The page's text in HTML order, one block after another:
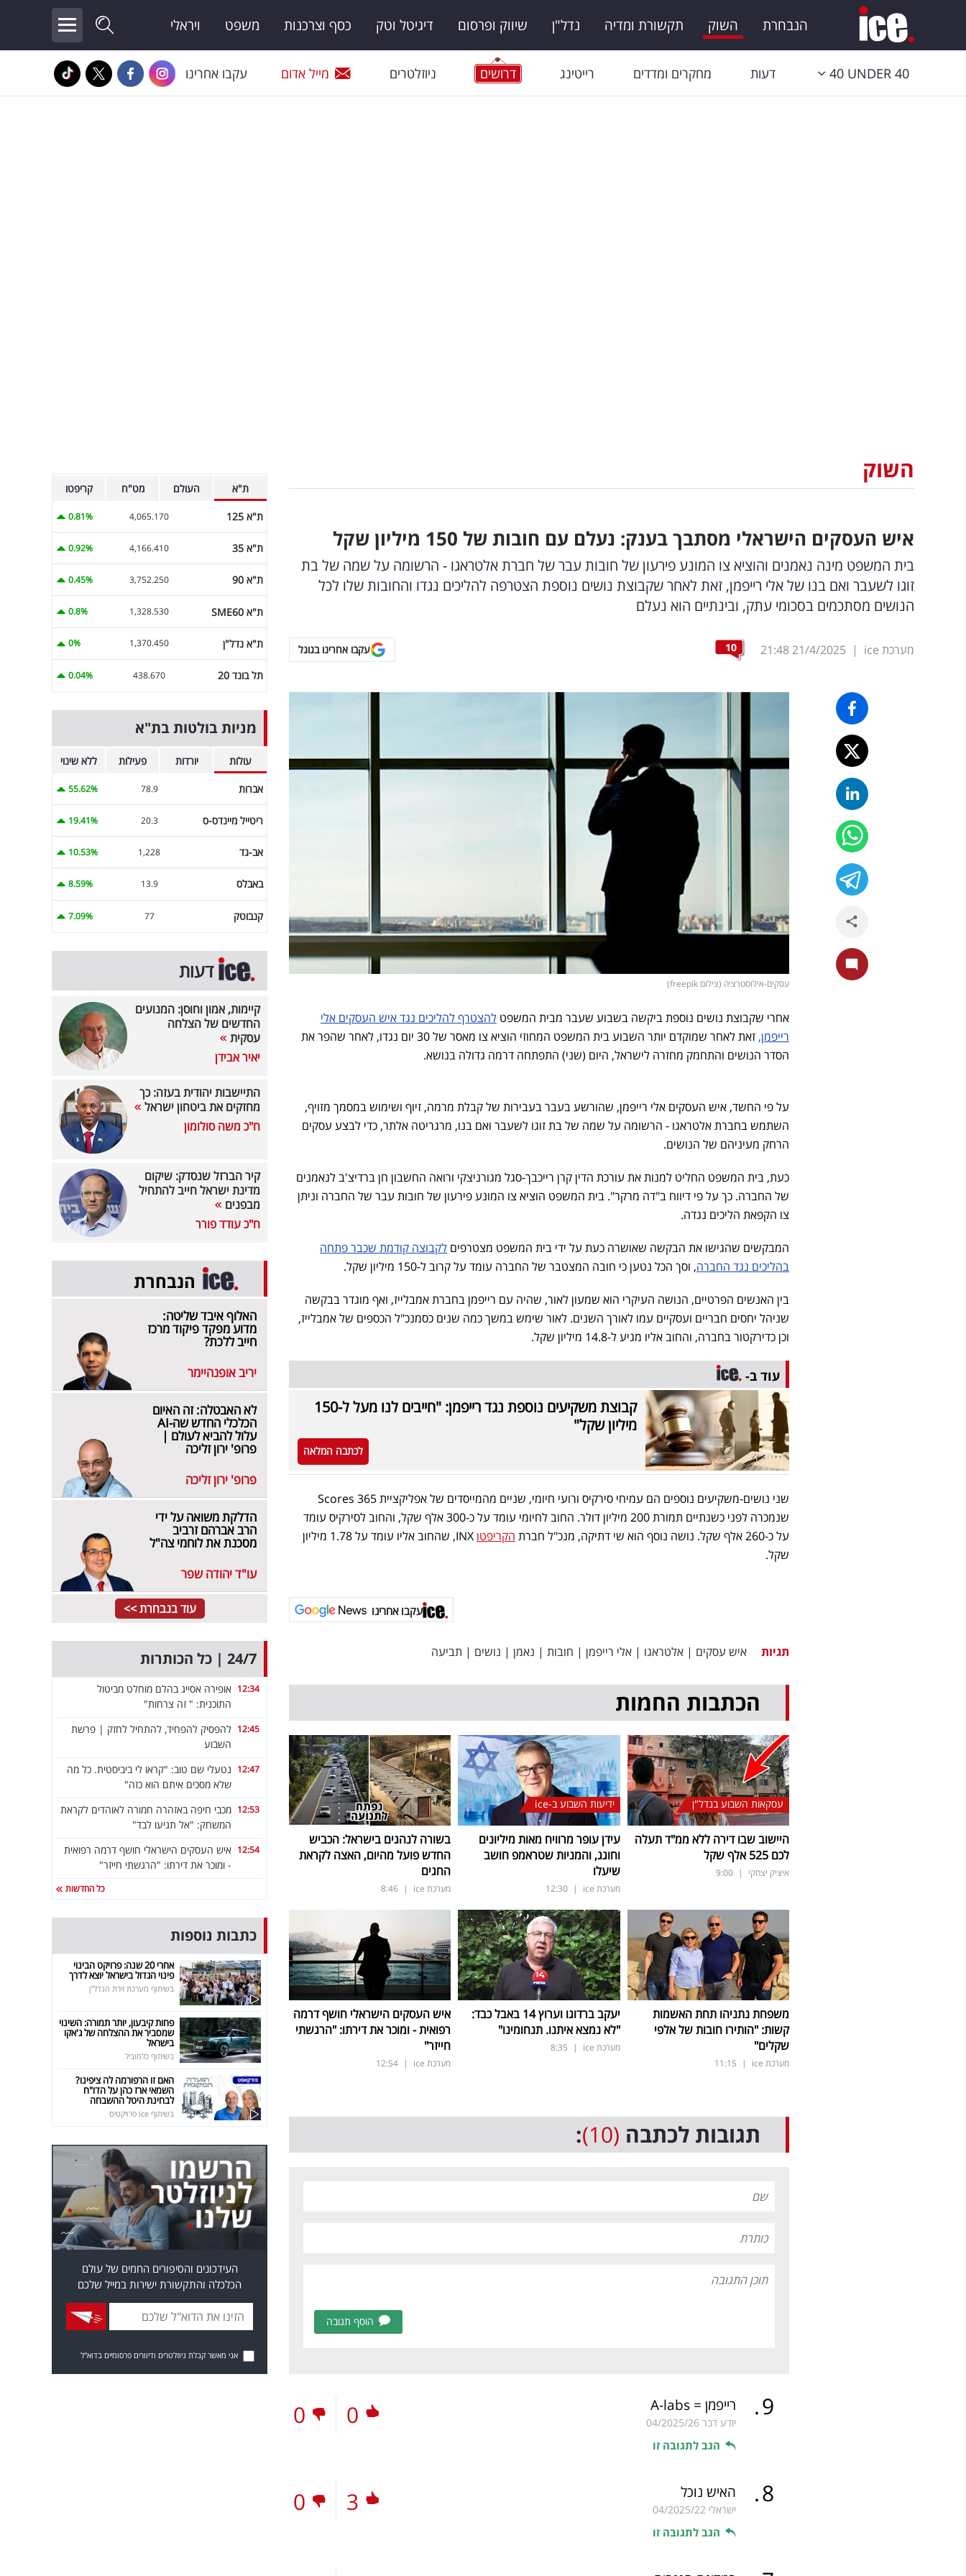
הנבחרת השוק תקשורת ומדיה נדל"ן שיווק ופרסום דיגיטל וטק כסף וצרכנות משפט ויראלי
40 UNDER 40 דעות מחקרים ומדדים רייטינג דרושים ניוזלטרים מייל אדום עקבו אחרינו
השוק
איש העסקים הישראלי מסתבך בענק: נעלם עם חובות של 150 מיליון שקל
בית המשפט מינה נאמנים והוציא צו המונע פירעון של חובות עבר של חברת אלטראגו - הרשומה על שמה של בת
זוגו לשעבר ואם בנו של אלי רייפמן, זאת לאחר שקבוצת נושים נוספת הצטרפה להליכים נגדו והחובות שלו לכל
הנושים מסתכמים בסכומי עתק, ובינתיים הוא נעלם
מערכת ice |
21/4/2025
21:48
10 עקבו אחרינו בגוגל
עסקים-אילוסטרציה (צילום freepik)
אחרי שקבוצת נושים נוספת ביקשה בשבוע שעבר מבית המשפט להצטרף להליכים נגד איש העסקים אלי
רייפמן,
זאת לאחר שמוקדם יותר השבוע בית המשפט המחוזי הוציא צו מאסר של 30 יום נגדו, לאחר שהפר את
הסדר הנושים והתחמק מחזרה לישראל, היום (שני) התפתחה דרמה גדולה בנושא.
על פי החשד, איש העסקים אלי רייפמן, שהורשע בעבר בעבירות של קבלת מרמה, זיוף ושימוש במסמך מזויף,
השתמש בחברת אלטראגו - הרשומה על שמה של בת זוגו לשעבר ואם בנו, מרגריטה אלתר, כדי לבצע עסקים
הרחק מעיניהם של הנושים.
כעת, בית המשפט החליט למנות את עורכת הדין קרן רייכבך-סגל מגורניצקי ורואה החשבון חן ברדיצ'ב לנאמנים
של החברה. כך על פי דיווח ב"דה מרקר". בית המשפט הוציא צו המונע פירעון של חובות עבר של החברה וניתן
צו הקפאת הליכים נגדה.
המבקשים שהגישו את הבקשה שאושרה כעת על ידי בית המשפט מצטרפים לקבוצה קודמת שכבר פתחה
בהליכים נגד החברה, וסך הכל נטען כי חובה המצטבר של החברה עומד על קרוב ל-150 מיליון שקל.
בין האנשים הפרטיים, הנושה העיקרי הוא שמעון לאור, שהיה עם רייפמן בחברת אמבלייז, ואף מוגדר בבקשה
שניהל יחסים חבריים ועסקיים עמו לאורך השנים. לאור שימש במשך כמה שנים כסמנכ"ל הכספים של אמבלייז,
וכן כדירקטור בחברה, והחוב אליו מגיע ל-14.8 מיליון שקל.
עוד ב-
קבוצת משקיעים נוספת נגד רייפמן: "חייבים לנו מעל ל-150
מיליון שקל"
לכתבה המלאה
שני נושים-משקיעים נוספים הם עמיחי סירקיס ורועי חיומי, שניים מהמייסדים של אפליקציית 365 Scores
שנמכרה לפני כשנתיים תמורת 200 מיליון דולר. החוב לחיומי עומד על כ-300 אלף שקל, והחוב לסירקיס עומד
על כ-260 אלף שקל. נושה נוסף הוא שי דתיקה, מנכ"ל חברת
הקריפטו
INX, שהחוב אליו עומד על 1.78 מיליון
שקל.
עקבו אחרינו
תגיות איש עסקים | אלטראגו | אלי רייפמן | חובות | נאמן | נושים | תביעה
הכתבות החמות
עסקאות השבוע בנדל"ן
היישוב שבו דירה ללא ממ"ד תעלה
לכם 525 אלף שקל
איציק יצחקי |
9:00
ידיעות השבוע ב-ice
עידן עופר מרוויח מאות מיליונים
וחוגג, והמניות שטראמפ חושב
שיעלו
מערכת ice |
12:30
בשורה לנהגים בישראל: הכביש
החדש פועל מהיום, האצה לקראת
החגים
מערכת ice |
8:46
משפחת נתניהו תחת האשמות
קשות: "הותירו חובות של אלפי
שקלים"
מערכת ice |
11:15
יעקב ברדוגו וערוץ 14 באבל כבד:
"לא נמצא איתנו. תנחומינו"
מערכת ice |
8:35
איש העסקים הישראלי חושף דרמה
רפואית - ומוכר את דירתו: "הרגשתי
חייזר"
מערכת ice |
12:54
תגובות לכתבה (10)
:
הוסף תגובה
9
. רייפמן = A-labs
יודע דבר 04/2025/26
הגב לתגובה זו
0
0
8
. האיש נוכל
ישראלי 04/2025/22
הגב לתגובה זו
3
0
ת"א העולם מט"ח קריפטו
ת"א 125 4,065.170
0.81%
ת"א 35 4,166.410
0.92%
ת"א 90 3,752.250
0.45%
ת"א SME60 1,328.530
0.8%
ת"א נדל"ן 1,370.450
0%
תל בונד 20 438.670
0.04%
מניות בולטות בת"א
עולות יורדות פעילות ללא שינוי
אברות 78.9
55.62%
ריטייל מיינדס-ס 20.3
19.41%
אב-גד 1,228
10.53%
באבלס 13.9
8.59%
קנבוטק 77
7.09%
דעות
קיימות, אמון וחוסן: המנועים
החדשים של הצלחה
עסקית
יאיר אבידן
התיישבות יהודית בעזה: כך
מחזקים את ביטחון ישראל
ח"כ משה סולומון
קיר הברזל שנסדק: שיקום
מדינת ישראל חייב להתחיל
מבפנים
ח"כ עודד פורר
הנבחרת
האלוף איבד שליטה:
מדוע מפקד פיקוד מרכז
חייב ללכת?
יריב אופנהיימר
לא האבטלה: זה האיום
הכלכלי החדש שה-AI
עלול להביא לעולם |
פרופ' ירון זליכה
פרופ' ירון זליכה
הדלקת משואה על ידי
הרב אברהם זרביב
מסכנת את לוחמי צה"ל
עו"ד יהודה שפר
עוד בנבחרת >>
24/7 | כל הכותרות
12:34 אופירה אסייג בהלם מוחלט מביטול
התוכנית: " זה צרחות"
12:45 להפסיק להפחיד, להתחיל לחזק | פרשת
השבוע
12:47 נטעלי שם טוב: "קראו לי ביביסטית. כל מה
שלא מסכים איתם הוא כזה"
12:53 מכבי חיפה באזהרה חמורה לאוהדים לקראת
המשחק: "אל תגיעו לבד"
12:54 איש העסקים הישראלי חושף דרמה רפואית
- ומוכר את דירתו: "הרגשתי חייזר"
כל החדשות
כתבות נוספות
אחרי 20 שנה: פרויקט הבינוי
פינוי הגדול בישראל יוצא לדרך
בשיתוף מערכת זירת הנדל"ן
פחות קיבעון, יותר תמורה: השינוי
שמסביר את ההצלחה של ג'אקו
בישראל
בשיתוף כלמוביל
האם זו הרפורמה לה ציפינו?
השמאי ארז כהן על הדו"ח
לבחינת היטל ההשבחה
בשיתוף ice פרויקטים
העידכונים והסיפורים החמים של עולם
הכלכלה והתקשורת ישירות במייל שלכם
אני מאשר קבלת ניוזלטרים ודיוורים פרסומיים בדוא"ל